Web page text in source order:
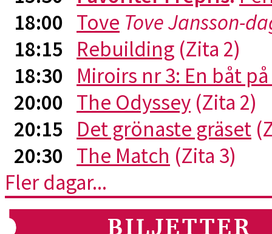
18:00 Tove Tove Jansson-
18:15 Rebuilding (Zita 2)
18:30 Miroirs nr 3: En båt
20:00 The Odyssey (Zita 2)
20:15 Det grönaste gräset
20:30 The Match (Zita 3)
Fler dagar...